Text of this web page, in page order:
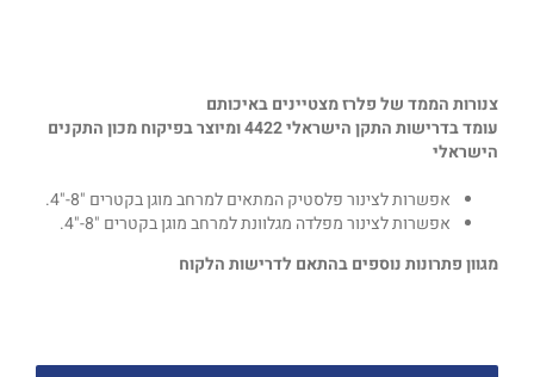
פרויקטים
צור קשר
צנורות הממד של פלרז מצטיינים באיכותם
עומד בדרישות התקן הישראלי 4422
ומיוצר בפיקוח מכון התקנים
הישראלי
אפשרות לצינור פלסטיק המתאים למרחב מוגן בקטרים "8-"4.
אפשרות לצינור מפלדה מגלוונת למרחב מוגן בקטרים "8-"4.
מגוון פתרונות נוספים בהתאם לדרישות הלקוח